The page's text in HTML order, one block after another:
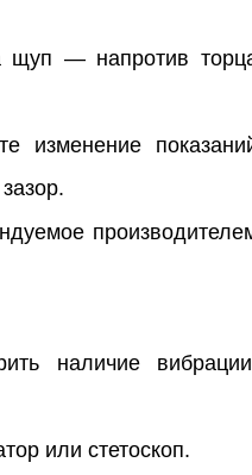
щуп — напротив
изменение
наличие
или стетоскоп.